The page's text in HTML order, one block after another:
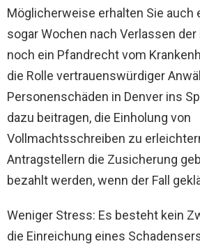
Möglicherweise erhalten Sie auch
sogar Wochen nach Verlassen
noch ein Pfandrecht vom
die Rolle vertrauenswürdiger
Personenschäden in Denver ins
dazu beitragen, die Einholung von
Vollmachtsschreiben zu
Antragstellern die Zusicherung
bezahlt werden, wenn der Fall
Weniger Stress: Es besteht kein
die Einreichung eines